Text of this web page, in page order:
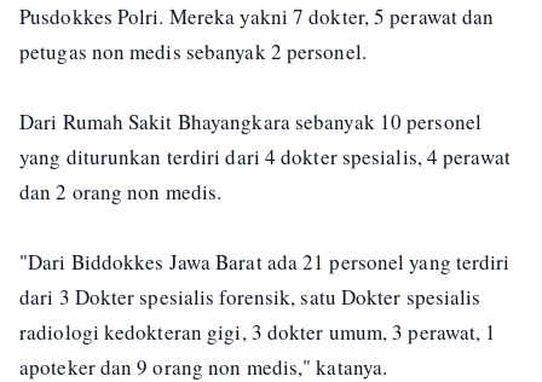
Pusdokkes Polri. Mereka yakni 7 dokter, 5 perawat dan
petugas non medis sebanyak 2 personel.
Dari Rumah Sakit Bhayangkara sebanyak 10 personel
yang diturunkan terdiri dari 4 dokter spesialis, 4 perawat
dan 2 orang non medis.
"Dari Biddokkes Jawa Barat ada 21 personel yang terdiri
dari 3 Dokter spesialis forensik, satu Dokter spesialis
radiologi kedokteran gigi, 3 dokter umum, 3 perawat, 1
apoteker dan 9 orang non medis," katanya.